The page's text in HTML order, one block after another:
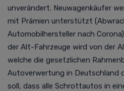
unverändert. Neuwagenkäufer
mit Prämien unterstützt
Automobilhersteller nach
der Alt-Fahrzeuge wird von der
welche die gesetzlichen
Autoverwertung in Deutschland
soll, dass alle Schrottautos in